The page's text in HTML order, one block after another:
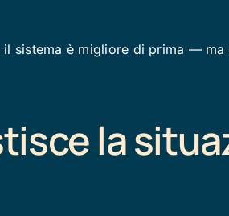
il sistema è migliore di prima —
la